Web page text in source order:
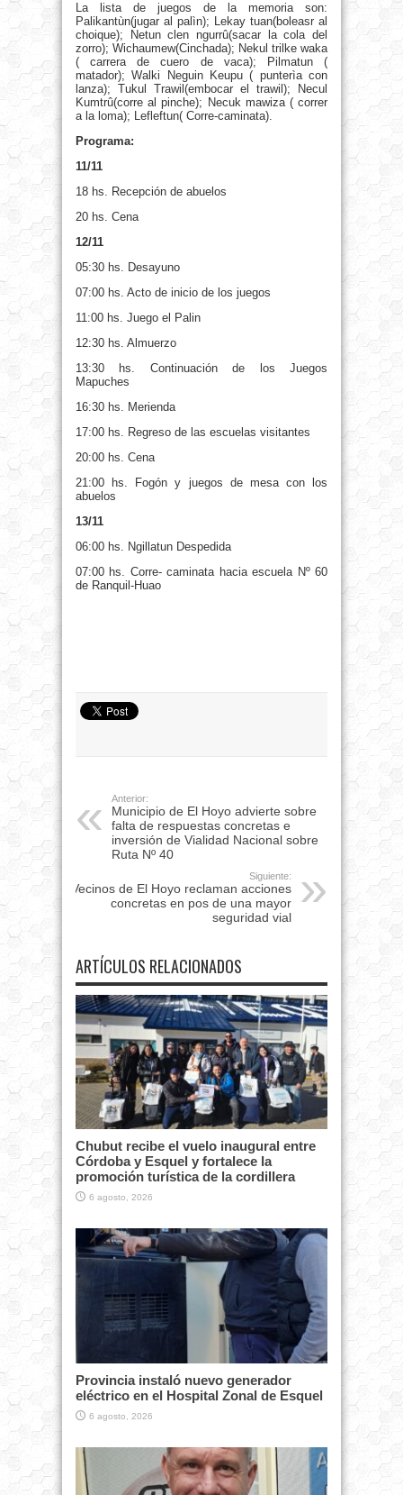
La lista de juegos de la memoria son:
Palikantùn(jugar al palìn); Lekay tuan(boleasr al
choique); Netun clen ngurrû(sacar la cola del
zorro); Wichaumew(Cinchada); Nekul trilke waka
( carrera de cuero de vaca); Pilmatun (
matador); Walki Neguin Keupu ( punterìa con
lanza); Tukul Trawil(embocar el trawil); Necul
Kumtrû(corre al pinche); Necuk mawiza ( correr
a la loma); Lefleftun( Corre-caminata).
Programa:
11/11
18 hs. Recepción de abuelos
20 hs. Cena
12/11
05:30 hs. Desayuno
07:00 hs. Acto de inicio de los juegos
11:00 hs. Juego el Palin
12:30 hs. Almuerzo
13:30 hs. Continuación de los Juegos
Mapuches
16:30 hs. Merienda
17:00 hs. Regreso de las escuelas visitantes
20:00 hs. Cena
21:00 hs. Fogón y juegos de mesa con los
abuelos
13/11
06:00 hs. Ngillatun Despedida
07:00 hs. Corre- caminata hacia escuela Nº 60
de Ranquil-Huao
Anterior:
Municipio de El Hoyo advierte sobre
falta de respuestas concretas e
inversión de Vialidad Nacional sobre
Ruta Nº 40
Siguiente:
Vecinos de El Hoyo reclaman acciones
concretas en pos de una mayor
seguridad vial
ARTÍCULOS RELACIONADOS
Chubut recibe el vuelo inaugural entre
Córdoba y Esquel y fortalece la
promoción turística de la cordillera
6 agosto, 2026
Provincia instaló nuevo generador
eléctrico en el Hospital Zonal de Esquel
6 agosto, 2026